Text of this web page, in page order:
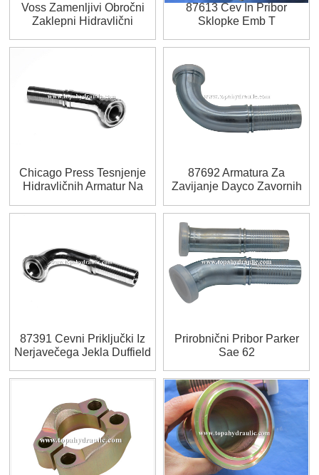
Voss Zamenljivi Obročni
Zaklepni Hidravlični
87613 Cev In Pribor
Sklopke Emb T
Chicago Press Tesnjenje
Hidravličnih Armatur Na
87692 Armatura Za
Zavijanje Dayco Zavornih
87391 Cevni Priključki Iz
Nerjavečega Jekla Duffield
Prirobnični Pribor Parker
Sae 62